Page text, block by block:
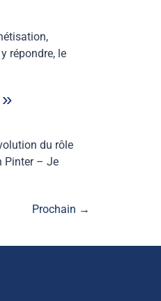
répondre, le
du rôle
Pinter – Je
Prochain →